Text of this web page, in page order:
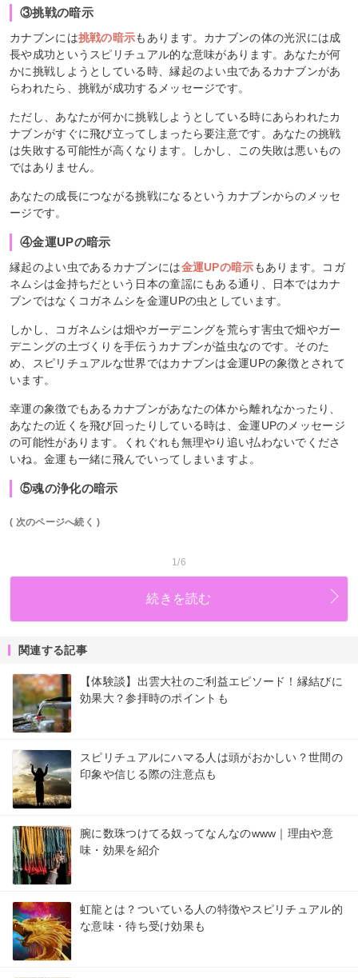
③挑戦の暗示
カナブンには挑戦の暗示もあります。カナブンの体の光沢には成
長や成功というスピリチュアル的な意味があります。あなたが何
かに挑戦しようとしている時、縁起のよい虫であるカナブンがあ
らわれたら、挑戦が成功するメッセージです。
ただし、あなたが何かに挑戦しようとしている時にあらわれたカ
ナブンがすぐに飛び立ってしまったら要注意です。あなたの挑戦
は失敗する可能性が高くなります。しかし、この失敗は悪いもの
ではありません。
あなたの成長につながる挑戦になるというカナブンからのメッセ
ージです。
④金運UPの暗示
縁起のよい虫であるカナブンには金運UPの暗示もあります。コガ
ネムシは金持ちだという日本の童謡にもある通り、日本ではカナ
ブンではなくコガネムシを金運UPの虫としています。
しかし、コガネムシは畑やガーデニングを荒らす害虫で畑やガー
デニングの土づくりを手伝うカナブンが益虫なのです。そのた
め、スピリチュアルな世界ではカナブンは金運UPの象徴とされて
います。
幸運の象徴でもあるカナブンがあなたの体から離れなかったり、
あなたの近くを飛び回ったりしている時は、金運UPのメッセージ
の可能性があります。くれぐれも無理やり追い払わないでくださ
いね。金運も一緒に飛んでいってしまいますよ。
⑤魂の浄化の暗示
( 次のページへ続く )
1/6
続きを読む
関連する記事
【体験談】出雲大社のご利益エピソード！縁結びに
効果大？参拝時のポイントも
スピリチュアルにハマる人は頭がおかしい？世間の
印象や信じる際の注意点も
腕に数珠つけてる奴ってなんなのwww｜理由や意
味・効果を紹介
虹龍とは？ついている人の特徴やスピリチュアル的
な意味・待ち受け効果も